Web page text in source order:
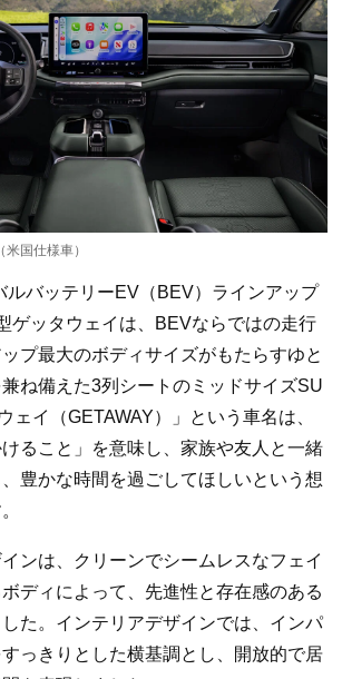
国仕様車）
ルバッテリーEV（BEV）ラインアップ
ゲッタウェイは、BEVならではの走行
プ最大のボディサイズがもたらすゆと
ね備えた3列シートのミッドサイズSU
ェイ（GETAWAY）」という車名は、
けること」を意味し、家族や友人と一緒
豊かな時間を過ごしてほしいという想
ンは、クリーンでシームレスなフェイ
ディによって、先進性と存在感のある
た。インテリアデザインでは、インパ
っきりとした横基調とし、開放的で居